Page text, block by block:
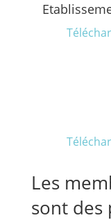
Les
sont des